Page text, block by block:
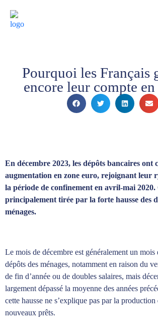
Pourquoi les Français
encore leur compte en
En décembre 2023, les dépôts bancaires ont
augmentation en zone euro, rejoignant leur
la période de confinement en avril-mai 2020.
principalement tirée par la forte hausse des
ménages.
Le mois de décembre est généralement un
dépôts des ménages, notamment en raison du
de fin d’année ou de doubles salaires, mais
largement dépassé la moyenne des années
cette hausse ne s’explique pas par la
nouveaux prêts.